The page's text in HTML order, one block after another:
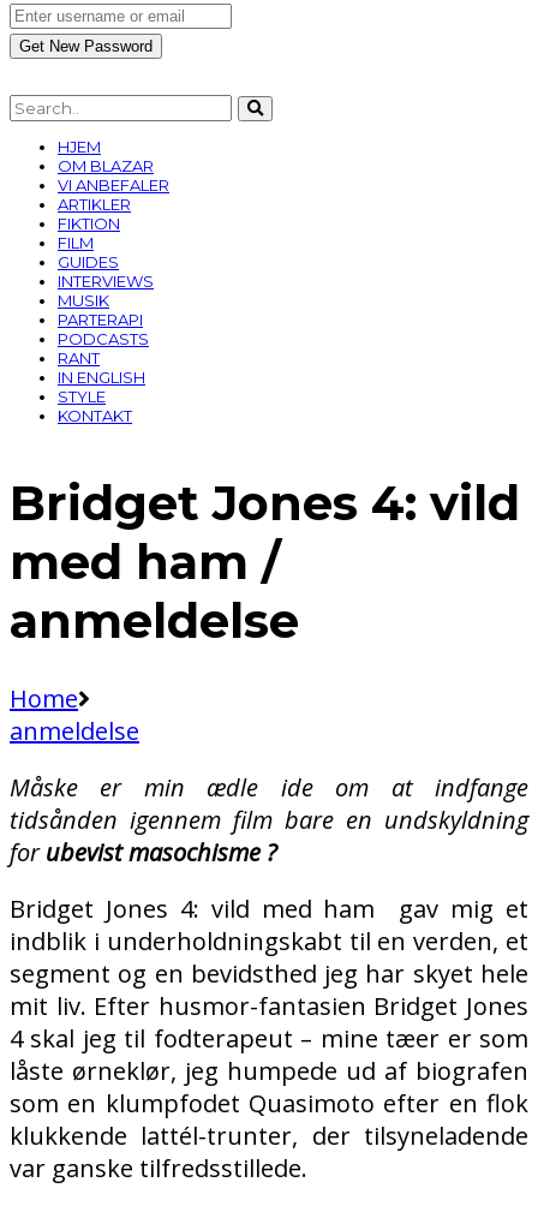
HJEM
OM BLAZAR
VI ANBEFALER
ARTIKLER
FIKTION
FILM
GUIDES
INTERVIEWS
MUSIK
PARTERAPI
PODCASTS
RANT
IN ENGLISH
STYLE
KONTAKT
Bridget Jones 4: vild
med ham /
anmeldelse
Home
anmeldelse
Måske er min ædle ide om at indfange
tidsånden igennem film bare en undskyldning
forubevistmasochisme?
Bridget Jones 4: vild med ham gav mig et
indblik i underholdningskabt til en verden, et
segment og en bevidsthed jeg har skyet hele
mit liv. Efter husmor-fantasien Bridget Jones
4 skal jeg til fodterapeut – mine tæer er som
låste ørneklør, jeg humpede ud af biografen
som en klumpfodet Quasimoto efter en flok
klukkende lattél-trunter, der tilsyneladende
var ganske tilfredsstillede.